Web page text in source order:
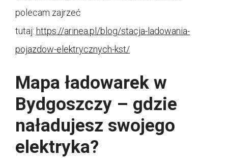
polecam zajrzeć
tutaj: https://arinea.pl/blog/stacja-ladowania-
pojazdow-elektrycznych-kst/
Mapa ładowarek w
Bydgoszczy – gdzie
naładujesz swojego
elektryka?